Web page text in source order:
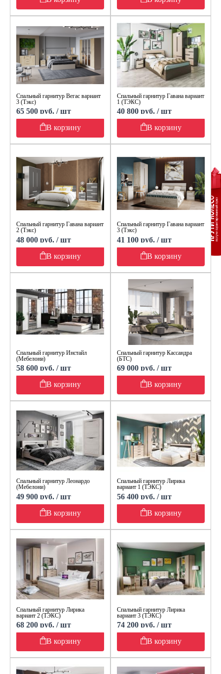
Спальный гарнитур Вегас вариант
3 (Тэкс)
65 500 руб. / шт
В корзину
Спальный гарнитур Гавана вариант
1 (ТЭКС)
40 800 руб. / шт
В корзину
Спальный гарнитур Гавана вариант
2 (Тэкс)
48 000 руб. / шт
В корзину
Спальный гарнитур Гавана вариант
3 (Тэкс)
41 100 руб. / шт
В корзину
Спальный гарнитур Инстайл
(Мебелони)
58 600 руб. / шт
В корзину
Спальный гарнитур Кассандра
(БТС)
69 000 руб. / шт
В корзину
Спальный гарнитур Леонардо
(Мебелони)
49 900 руб. / шт
В корзину
Спальный гарнитур Лирика
вариант 1 (ТЭКС)
56 400 руб. / шт
В корзину
Спальный гарнитур Лирика
вариант 2 (ТЭКС)
68 200 руб. / шт
В корзину
Спальный гарнитур Лирика
вариант 3 (ТЭКС)
74 200 руб. / шт
В корзину